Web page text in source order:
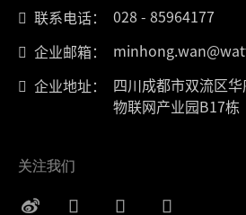
联系电话：
028 - 85964177
企业邮箱：
企业地址：
四川成都市双流区
物联网产业园B17栋
关注我们